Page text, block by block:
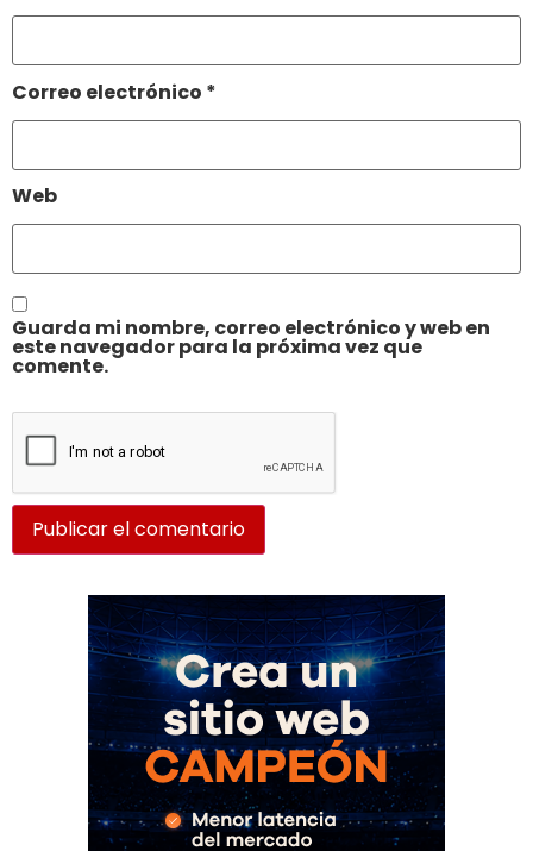
Correo electrónico *
Web
Guarda mi nombre, correo electrónico y web en
este navegador para la próxima vez que
comente.